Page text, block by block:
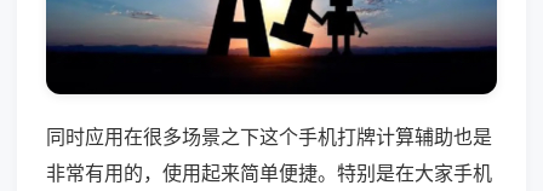
同时应用在很多场景之下这个手机打牌计算辅助也是
非常有用的，使用起来简单便捷。特别是在大家手机